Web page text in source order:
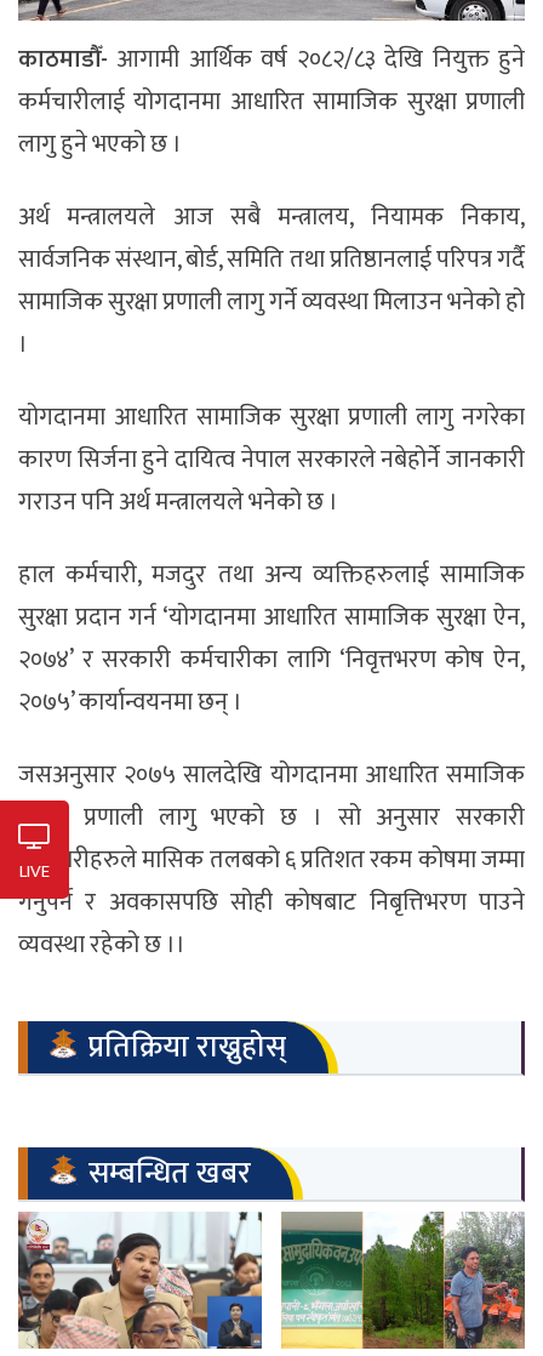
काठमाडौँ- आगामी आर्थिक वर्ष २०८२/८३ देखि नियुक्त हुने
कर्मचारीलाई योगदानमा आधारित सामाजिक सुरक्षा प्रणाली
लागु हुने भएको छ ।
अर्थ मन्त्रालयले आज सबै मन्त्रालय, नियामक निकाय,
सार्वजनिक संस्थान, बोर्ड, समिति तथा प्रतिष्ठानलाई परिपत्र गर्दै
सामाजिक सुरक्षा प्रणाली लागु गर्ने व्यवस्था मिलाउन भनेको हो
।
योगदानमा आधारित सामाजिक सुरक्षा प्रणाली लागु नगरेका
कारण सिर्जना हुने दायित्व नेपाल सरकारले नबेहोर्ने जानकारी
गराउन पनि अर्थ मन्त्रालयले भनेको छ ।
हाल कर्मचारी, मजदुर तथा अन्य व्यक्तिहरुलाई सामाजिक
सुरक्षा प्रदान गर्न ‘योगदानमा आधारित सामाजिक सुरक्षा ऐन,
२०७४’ र सरकारी कर्मचारीका लागि ‘निवृत्तभरण कोष ऐन,
२०७५’ कार्यान्वयनमा छन् ।
जसअनुसार २०७५ सालदेखि योगदानमा आधारित समाजिक
सुरक्षा प्रणाली लागु भएको छ । सो अनुसार सरकारी
कर्मचारीहरुले मासिक तलबको ६ प्रतिशत रकम कोषमा जम्मा
गर्नुपर्ने र अवकासपछि सोही कोषबाट निबृत्तिभरण पाउने
व्यवस्था रहेको छ ।।
प्रतिक्रिया राख्नुहोस्
सम्बन्धित खबर
LIVE